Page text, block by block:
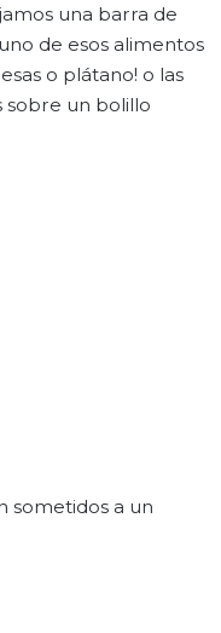
una barra de
de esos alimentos
o plátano! o las
sobre un bolillo
sometidos a un